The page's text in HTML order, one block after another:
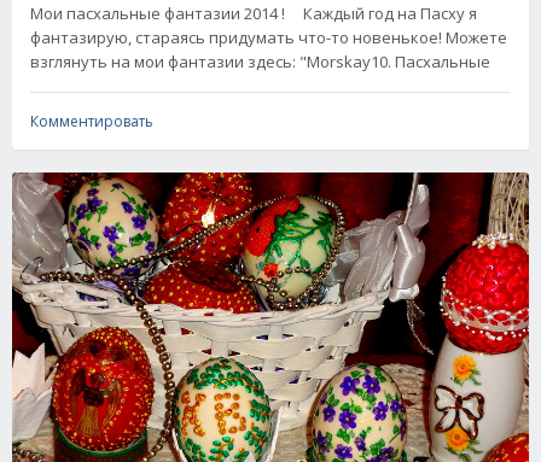
Мои пасхальные фантазии 2014 ! Каждый год на Пасху я
фантазирую, стараясь придумать что-то новенькое! Можете
взглянуть на мои фантазии здесь: "Morskay10. Пасхальные
Комментировать